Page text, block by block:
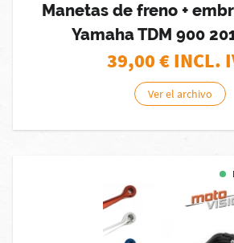
Manetas de freno +
Yamaha TDM 900
39,00€ INCL.
Ver el archivo